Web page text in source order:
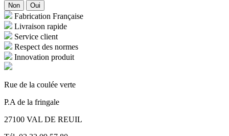
Non Oui
Fabrication Française
Livraison rapide
Service client
Respect des normes
Innovation produit
Rue de la coulée verte
P.A de la fringale
27100 VAL DE REUIL